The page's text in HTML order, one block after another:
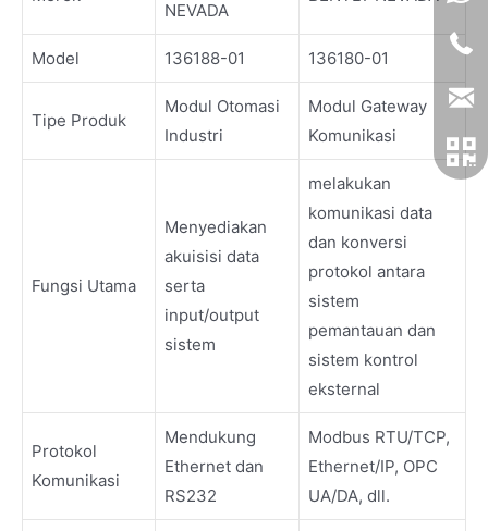
NEVADA
Model 136188-01 136180-01
Tipe Produk
Modul Otomasi
Industri
Modul Gateway
Komunikasi
Fungsi Utama
Menyediakan
akuisisi data
serta
input/output
sistem
melakukan
komunikasi data
dan konversi
protokol antara
sistem
pemantauan dan
sistem kontrol
eksternal
Protokol
Komunikasi
Mendukung
Ethernet dan
RS232
Modbus RTU/TCP,
Ethernet/IP, OPC
UA/DA, dll.